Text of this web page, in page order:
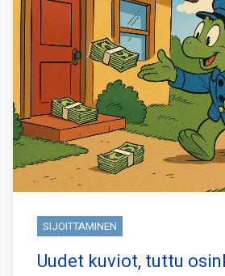
SIJOITTAMINEN
Uudet kuviot, tuttu